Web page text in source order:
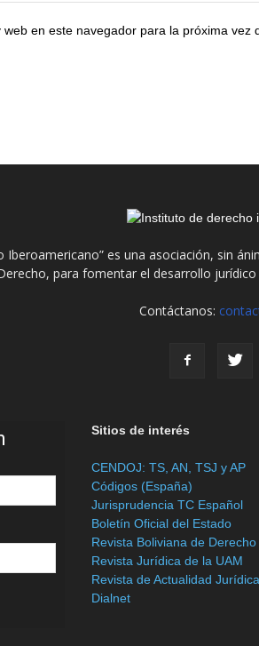
en este navegador para la próxima vez
Iberoamericano” es una asociación, sin
para fomentar el desarrollo
Contáctanos:
Sitios de interés
CENDOJ: TS, AN, TSJ y AP
Códigos (España)
Jurisprudencia TC Español
Boletín Oficial del Estado
Revista Boliviana de Derecho
Revista Jurídica de la UAM
Revista de Actualidad
Dialnet